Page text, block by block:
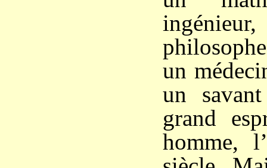
un
un
grand
homme,